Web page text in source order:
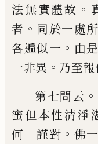
法無實體故 。
者 。 同於一處
各遍似一 。 由
一非異 。 乃至
第七問云 。
蜜但本性清淨
何 謹對 。 佛